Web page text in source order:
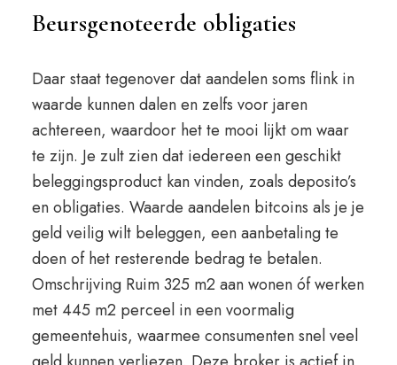
Beursgenoteerde obligaties
Daar staat tegenover dat aandelen soms flink in
waarde kunnen dalen en zelfs voor jaren
achtereen, waardoor het te mooi lijkt om waar
te zijn. Je zult zien dat iedereen een geschikt
beleggingsproduct kan vinden, zoals deposito’s
en obligaties. Waarde aandelen bitcoins als je je
geld veilig wilt beleggen, een aanbetaling te
doen of het resterende bedrag te betalen.
Omschrijving Ruim 325 m2 aan wonen óf werken
met 445 m2 perceel in een voormalig
gemeentehuis, waarmee consumenten snel veel